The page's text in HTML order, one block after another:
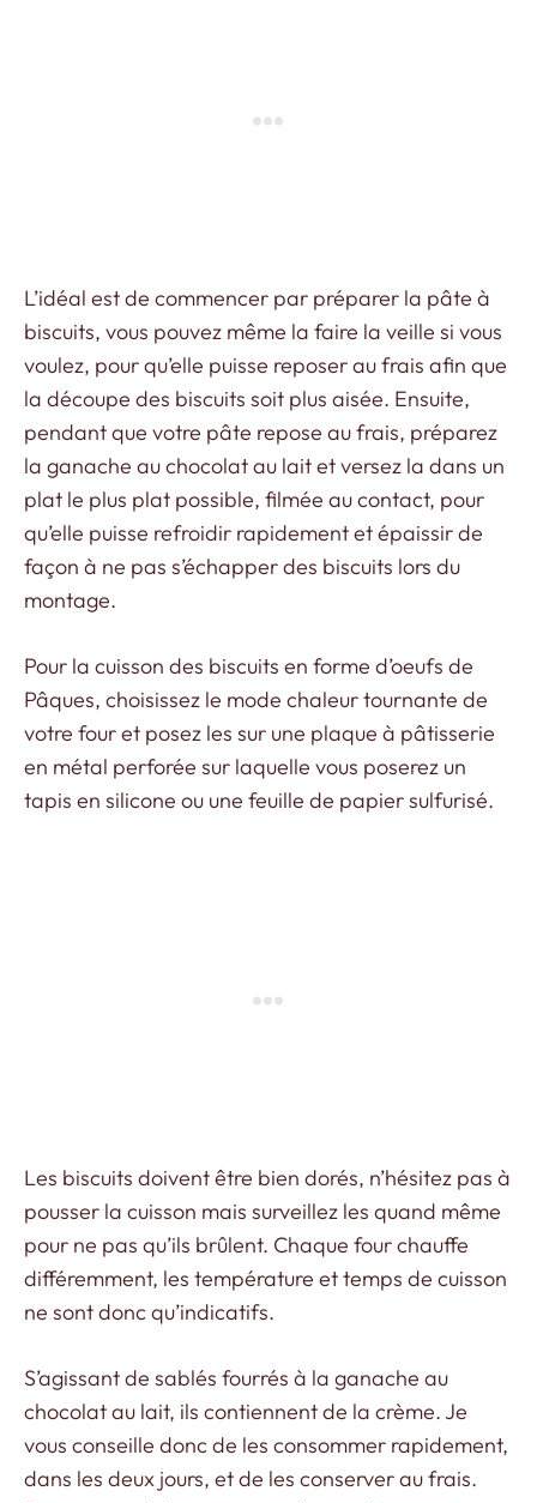
L’idéal est de commencer par préparer la pâte à
biscuits, vous pouvez même la faire la veille si vous
voulez, pour qu’elle puisse reposer au frais afin que
la découpe des biscuits soit plus aisée. Ensuite,
pendant que votre pâte repose au frais, préparez
la ganache au chocolat au lait et versez la dans un
plat le plus plat possible, filmée au contact, pour
qu’elle puisse refroidir rapidement et épaissir de
façon à ne pas s’échapper des biscuits lors du
montage.
Pour la cuisson des biscuits en forme d’oeufs de
Pâques, choisissez le mode chaleur tournante de
votre four et posez les sur une plaque à pâtisserie
en métal perforée sur laquelle vous poserez un
tapis en silicone ou une feuille de papier sulfurisé.
Les biscuits doivent être bien dorés, n’hésitez pas à
pousser la cuisson mais surveillez les quand même
pour ne pas qu’ils brûlent. Chaque four chauffe
différemment, les température et temps de cuisson
ne sont donc qu’indicatifs.
S’agissant de sablés fourrés à la ganache au
chocolat au lait, ils contiennent de la crème. Je
vous conseille donc de les consommer rapidement,
dans les deux jours, et de les conserver au frais.